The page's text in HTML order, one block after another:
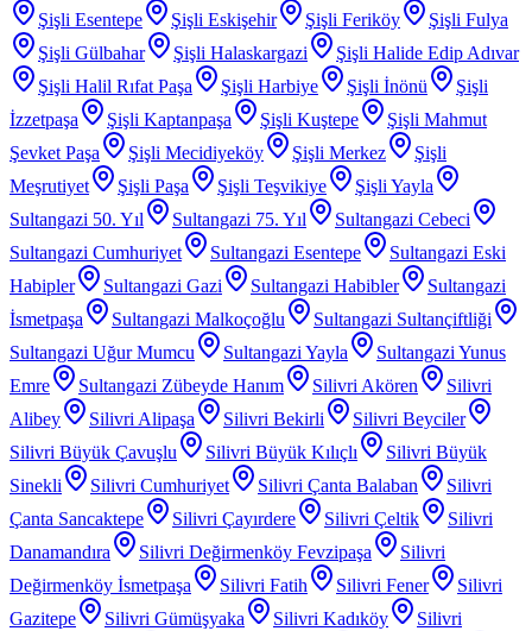
Şişli Esentepe
Şişli Eskişehir Şişli Feriköy
Şişli Fulya
Şişli Gülbahar
Şişli Halaskargazi
Şişli Halide Edip Adıvar
Şişli Halil Rıfat Paşa
Şişli Harbiye Şişli İnönü
Şişli
İzzetpaşa
Şişli Kaptanpaşa Şişli Kuştepe
Şişli Mahmut
Şevket Paşa
Şişli Mecidiyeköy Şişli Merkez
Şişli
Meşrutiyet
Şişli Paşa Şişli Teşvikiye
Şişli Yayla
Sultangazi 50. Yıl
Sultangazi 75. Yıl
Sultangazi Cebeci
Sultangazi Cumhuriyet
Sultangazi Esentepe
Sultangazi Eski
Habipler
Sultangazi Gazi Sultangazi Habibler
Sultangazi
İsmetpaşa
Sultangazi Malkoçoğlu
Sultangazi Sultançiftliği
Sultangazi Uğur Mumcu
Sultangazi Yayla
Sultangazi Yunus
Emre
Sultangazi Zübeyde Hanım Silivri Akören
Silivri
Alibey
Silivri Alipaşa Silivri Bekirli
Silivri Beyciler
Silivri Büyük Çavuşlu
Silivri Büyük Kılıçlı
Silivri Büyük
Sinekli
Silivri Cumhuriyet Silivri Çanta Balaban
Silivri
Çanta Sancaktepe
Silivri Çayırdere Silivri Çeltik
Silivri
Danamandıra
Silivri Değirmenköy Fevzipaşa
Silivri
Değirmenköy İsmetpaşa
Silivri Fatih Silivri Fener
Silivri
Gazitepe
Silivri Gümüşyaka Silivri Kadıköy
Silivri